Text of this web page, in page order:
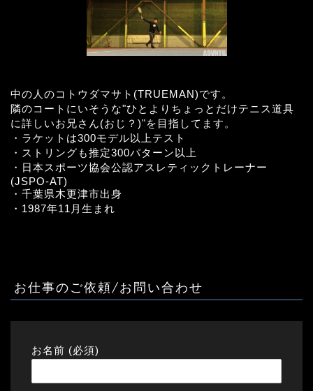
中の人のコトウダマサト(TRUEMAN)です。
隣のコートにいそうな"ひとよりちょっとだけテニス道具
に詳しいお兄さん(おじ？)"を目指してます。
・ラケットは300モデル以上テスト
・ストリングも推定300パターン以上
・日本スポーツ協会公認アスレティックトレーナー
(JSPO-AT)
・千葉県木更津市出身
・1987年11月生まれ
お仕事のご依頼/お問い合わせ
お名前 (必須)